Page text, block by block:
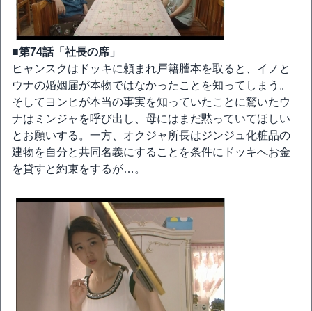
■第74話「社長の席」
ヒャンスクはドッキに頼まれ戸籍謄本を取ると、イノと
ウナの婚姻届が本物ではなかったことを知ってしまう。
そしてヨンヒが本当の事実を知っていたことに驚いたウ
ナはミンジャを呼び出し、母にはまだ黙っていてほしい
とお願いする。一方、オクジャ所長はジンジュ化粧品の
建物を自分と共同名義にすることを条件にドッキへお金
を貸すと約束をするが…。